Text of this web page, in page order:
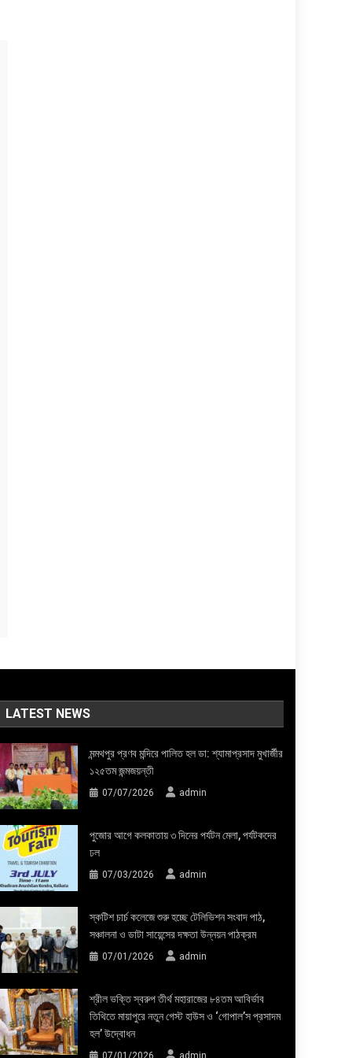
LATEST NEWS
মন্মথপুর প্রণব মন্দিরে পালিত হল ডা: শ্যামাপ্রসাদ মুখার্জীর
১২৫তম জন্মজয়ন্তী
07/07/2026 admin
পুজোর আগে কলকাতায় ৩ দিনের পর্যটন মেলা, পর্যটকদের
ঢল
07/03/2026 admin
স্কটিশ চার্চ কলেজে শুরু হচ্ছে টেলিভিশন সংবাদ পাঠ,
সঞ্চালনা ও ডাটা সায়েন্সের দক্ষতা উন্নয়ন পাঠক্রম
07/01/2026 admin
শ্রীল ভক্তি স্বরুপ তীর্থ মহারাজের ৮৪তম আবির্ভাব
তিথিতে মায়াপুরে নতুন গেস্ট হাউস ও ‘গোপাল’স প্রসাদম
হল’ উদ্বোধন
07/01/2026 admin